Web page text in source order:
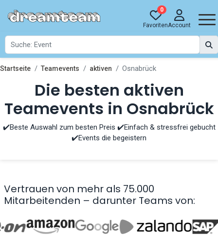
0
FavoritenAccount
Startseite Teamevents aktiven Osnabrück
Die besten aktiven
Teamevents in Osnabrück
✔️Beste Auswahl zum besten Preis ✔️Einfach & stressfrei gebucht
✔️Events die begeistern
Vertrauen von mehr als 75.000
Mitarbeitenden – darunter Teams von: